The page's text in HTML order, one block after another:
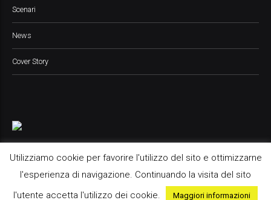
Scenari
News
Cover Story
Pop Up Media srl, 2021 © All Rights Reserved
Utilizziamo cookie per favorire l'utilizzo del sito e ottimizzarne
l'esperienza di navigazione. Continuando la visita del sito
l'utente accetta l'utilizzo dei cookie.
Maggiori informazioni